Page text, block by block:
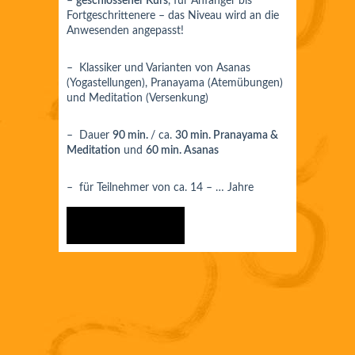
Fortgeschrittenere – das Niveau wird an die
Anwesenden angepasst!
– Klassiker und Varianten von Asanas
(Yogastellungen), Pranayama (Atemübungen)
und Meditation (Versenkung)
– Dauer 90 min. / ca. 30 min. Pranayama &
Meditation und 60 min. Asanas
– für Teilnehmer von ca. 14 – … Jahre